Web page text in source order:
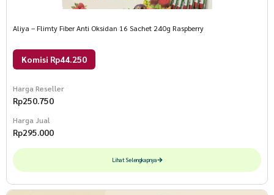
Aliya – Flimty Fiber Anti Oksidan 16 Sachet 240g Raspberry
Komisi Rp44.250
Harga Reseller
Rp250.750
Harga Jual
Rp295.000
Lihat Selengkapnya